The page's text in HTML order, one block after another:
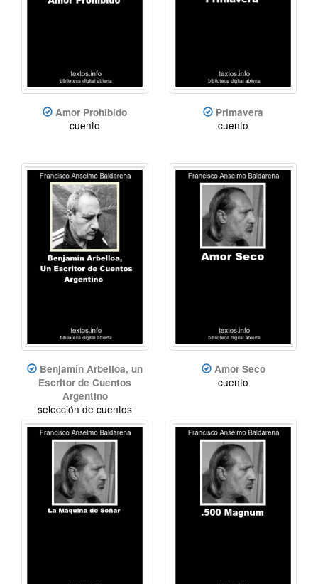
Amor Prohibido
cuento
Primavera
cuento
Benjamín Arbelloa, un
Escritor de Cuentos
Argentino
selección de cuentos
Amor Seco
cuento